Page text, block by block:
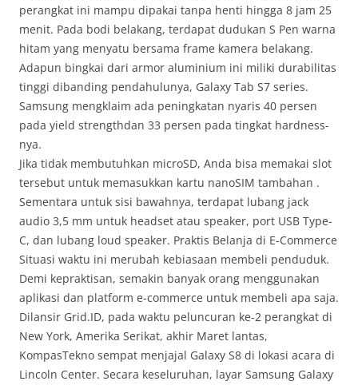
perangkat ini mampu dipakai tanpa henti hingga 8 jam 25
menit. Pada bodi belakang, terdapat dudukan S Pen warna
hitam yang menyatu bersama frame kamera belakang.
Adapun bingkai dari armor aluminium ini miliki durabilitas
tinggi dibanding pendahulunya, Galaxy Tab S7 series.
Samsung mengklaim ada peningkatan nyaris 40 persen
pada yield strengthdan 33 persen pada tingkat hardness-
nya.
Jika tidak membutuhkan microSD, Anda bisa memakai slot
tersebut untuk memasukkan kartu nanoSIM tambahan .
Sementara untuk sisi bawahnya, terdapat lubang jack
audio 3,5 mm untuk headset atau speaker, port USB Type-
C, dan lubang loud speaker. Praktis Belanja di E-Commerce
Situasi waktu ini merubah kebiasaan membeli penduduk.
Demi kepraktisan, semakin banyak orang menggunakan
aplikasi dan platform e-commerce untuk membeli apa saja.
Dilansir Grid.ID, pada waktu peluncuran ke-2 perangkat di
New York, Amerika Serikat, akhir Maret lantas,
KompasTekno sempat menjajal Galaxy S8 di lokasi acara di
Lincoln Center. Secara keseluruhan, layar Samsung Galaxy